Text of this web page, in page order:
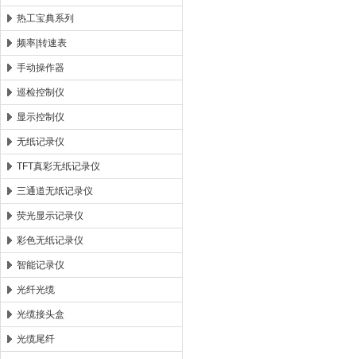
热工宝典系列
频率|转速表
手动操作器
巡检控制仪
显示控制仪
无纸记录仪
TFT真彩无纸记录仪
三通道无纸记录仪
荧光显示记录仪
彩色无纸记录仪
智能记录仪
光纤光缆
光缆接头盒
光缆尾纤